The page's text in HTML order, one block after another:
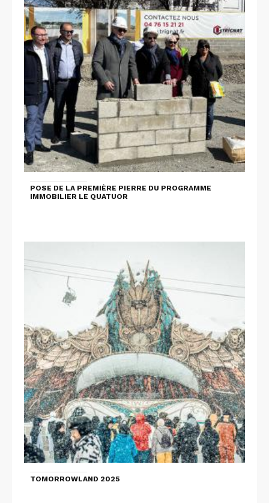
POSE DE LA PREMIÈRE PIERRE DU PROGRAMME
IMMOBILIER LE QUATUOR
TOMORROWLAND 2025